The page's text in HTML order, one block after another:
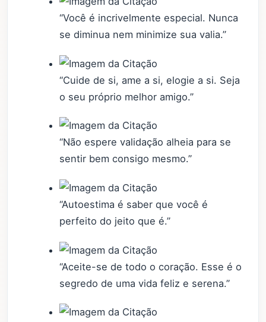
“Você é incrivelmente especial. Nunca
se diminua nem minimize sua valia.”
“Cuide de si, ame a si, elogie a si. Seja
o seu próprio melhor amigo.”
“Não espere validação alheia para se
sentir bem consigo mesmo.”
“Autoestima é saber que você é
perfeito do jeito que é.”
“Aceite-se de todo o coração. Esse é o
segredo de uma vida feliz e serena.”